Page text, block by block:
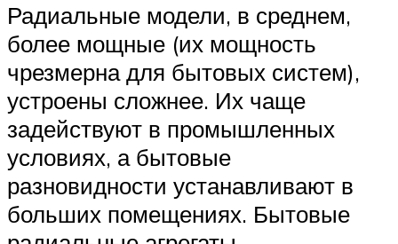
Радиальные модели, в среднем,
более мощные (их мощность
чрезмерна для бытовых систем),
устроены сложнее. Их чаще
задействуют в промышленных
условиях, а бытовые
разновидности устанавливают в
больших помещениях. Бытовые